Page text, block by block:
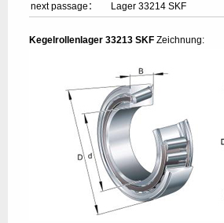
next passage：
Lager 33214 SKF
Kegelrollenlager 33213 SKF Zeichnung: